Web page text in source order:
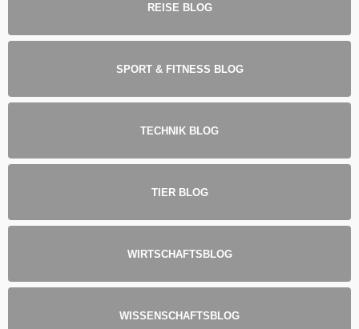
REISE BLOG
SPORT & FITNESS BLOG
TECHNIK BLOG
TIER BLOG
WIRTSCHAFTSBLOG
WISSENSCHAFTSBLOG